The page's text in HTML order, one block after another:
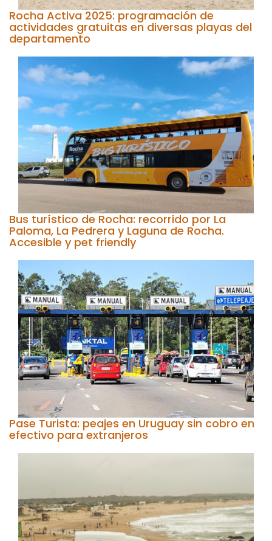
Rocha Activa 2025: programación de
actividades gratuitas en diversas playas del
departamento
Bus turístico de Rocha: recorrido por La
Paloma, La Pedrera y Laguna de Rocha.
Accesible y pet friendly
Pase Turista: peajes en Uruguay sin cobro en
efectivo para extranjeros